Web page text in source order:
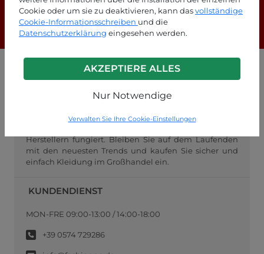
Cookie oder um sie zu deaktivieren, kann dasvollständige
Cookie-Informationsschreiben und die
Datenschutzerklärung eingesehen werden.
AKZEPTIERE ALLES
Nur Notwendige
Verwalten Sie Ihre Cookie-Einstellungen
F.A.Q.
FashionPo.com ist ein Online-Großhändler für
italienischer Mode für Wiederverkäufer konzentriert
Herstellern fungiert. Bleiben Sie auf dem Laufenden
mit den neuesten Trends und kaufen Sie sicher und
einfach Kleidung im Großhandel ein.
KUNDENDIENST
MON-FRE 09:00-13:00 / 14:00-18:00
+39 0574 729286